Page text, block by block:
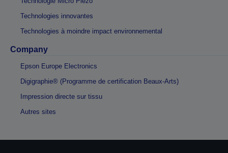
Technologies innovantes
Technologies à moindre impact environnemental
Company
Epson Europe Electronics
Digigraphie® (Programme de certification Beaux-Arts)
Impression directe sur tissu
Autres sites